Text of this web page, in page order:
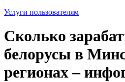
Услуги пользователям
Сколько
белорусы в
регионах –